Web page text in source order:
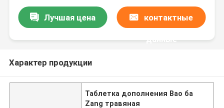
Лучшая цена контактные
данные
Характер продукции
Таблетка дополнения Bao ба
Zang травяная